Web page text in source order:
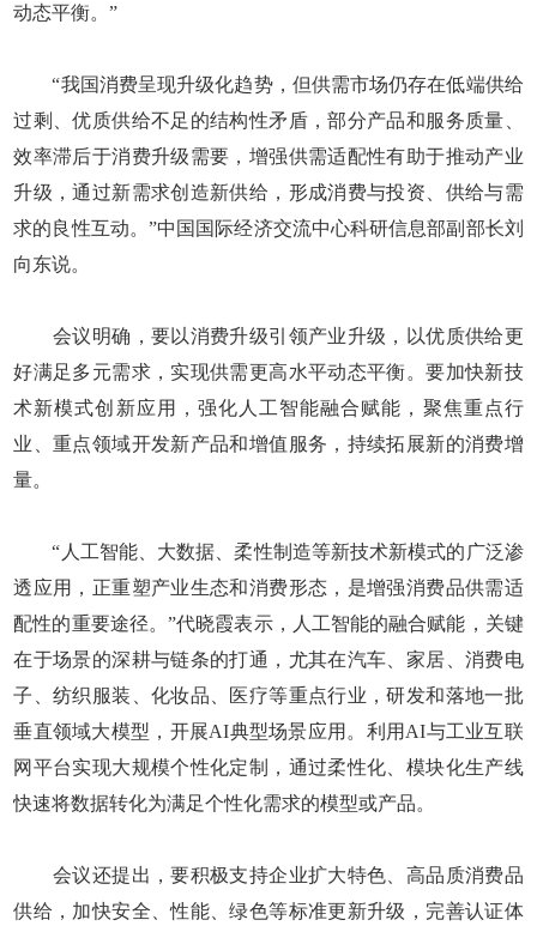
动态平衡。”
“我国消费呈现升级化趋势，但供需市场仍存在低端供给
过剩、优质供给不足的结构性矛盾，部分产品和服务质量、
效率滞后于消费升级需要，增强供需适配性有助于推动产业
升级，通过新需求创造新供给，形成消费与投资、供给与需
求的良性互动。”中国国际经济交流中心科研信息部副部长刘
向东说。
会议明确，要以消费升级引领产业升级，以优质供给更
好满足多元需求，实现供需更高水平动态平衡。要加快新技
术新模式创新应用，强化人工智能融合赋能，聚焦重点行
业、重点领域开发新产品和增值服务，持续拓展新的消费增
量。
“人工智能、大数据、柔性制造等新技术新模式的广泛渗
透应用，正重塑产业生态和消费形态，是增强消费品供需适
配性的重要途径。”代晓霞表示，人工智能的融合赋能，关键
在于场景的深耕与链条的打通，尤其在汽车、家居、消费电
子、纺织服装、化妆品、医疗等重点行业，研发和落地一批
垂直领域大模型，开展AI典型场景应用。利用AI与工业互联
网平台实现大规模个性化定制，通过柔性化、模块化生产线
快速将数据转化为满足个性化需求的模型或产品。
会议还提出，要积极支持企业扩大特色、高品质消费品
供给，加快安全、性能、绿色等标准更新升级，完善认证体